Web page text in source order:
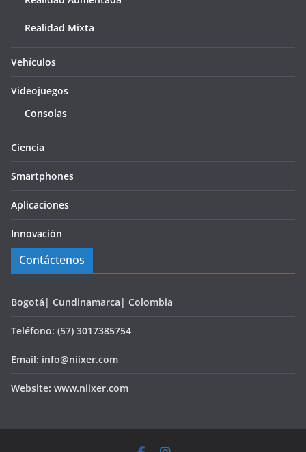
Realidad Mixta
Vehículos
Videojuegos
Consolas
Ciencia
Smartphones
Aplicaciones
Innovación
Contáctenos
Bogotá| Cundinamarca| Colombia
Teléfono: (57) 3017385754
Email: info@niixer.com
Website: www.niixer.com